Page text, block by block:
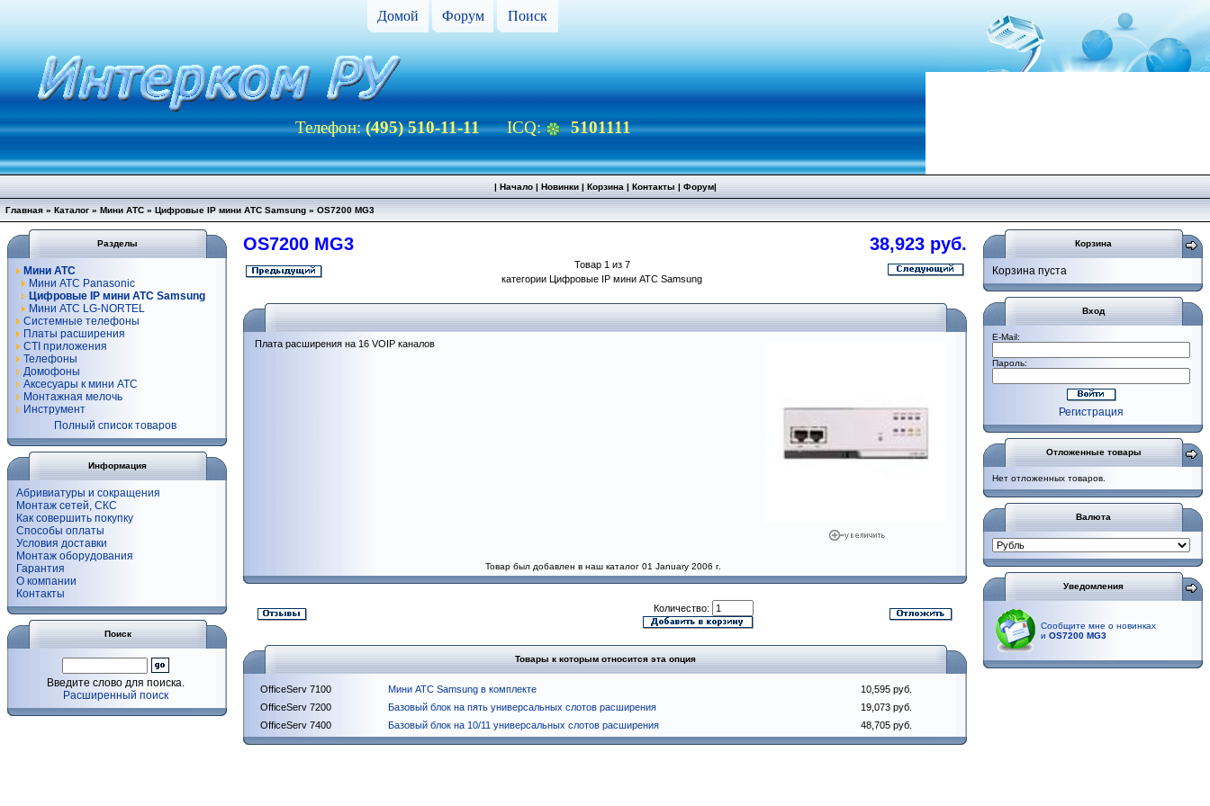
Домой Форум Поиск
Телефон:(495) 510-11-11ICQ: 5101111
| Начало| Новинки| Корзина | Контакты | Форум|
Главная » Каталог » Мини АТС » Цифровые IP мини АТС Samsung » OS7200 MG3
Разделы
Мини АТС
Мини АТС Panasonic
Цифровые IP мини АТС Samsung
Мини АТС LG-NORTEL
Системные телефоны
Платы расширения
CTI приложения
Телефоны
Домофоны
Аксесуары к мини АТС
Монтажная мелочь
Инструмент
Полный список товаров
Информация
Абривиатуры и сокращения
Монтаж сетей, СКС
Как совершить покупку
Способы оплаты
Условия доставки
Монтаж оборудования
Гарантия
О компании
Контакты
Поиск
Введите слово для поиска.
Расширенный поиск
OS7200 MG3 38,923 руб.
Товар 1 из 7
категории Цифровые IP мини АТС Samsung
Плата расширения на 16 VOIP каналов
Товар был добавлен в наш каталог 01 January 2006 г.
Количество:
Товары к которым относится эта опция
OfficeServ 7100 Мини АТС Samsung в комплекте
10,595 руб.
OfficeServ 7200
Базовый блок на пять универсальных слотов расширения
19,073 руб.
OfficeServ 7400
Базовый блок на 10/11 универсальных слотов расширения 48,705 руб.
Корзина
Корзина пуста
Вход
E-Mail:
Пароль:
Регистрация
Отложенные товары
Нет отложенных товаров.
Валюта
Уведомления
Сообщите мне о новинках
и OS7200 MG3